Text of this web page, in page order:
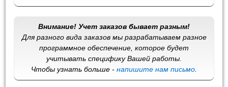
Внимание! Учет заказов бывает разным!
Для разного вида заказов мы разрабатываем разное
программное обеспечение, которое будет
учитывать специфику Вашей работы.
Чтобы узнать больше - напишите нам письмо